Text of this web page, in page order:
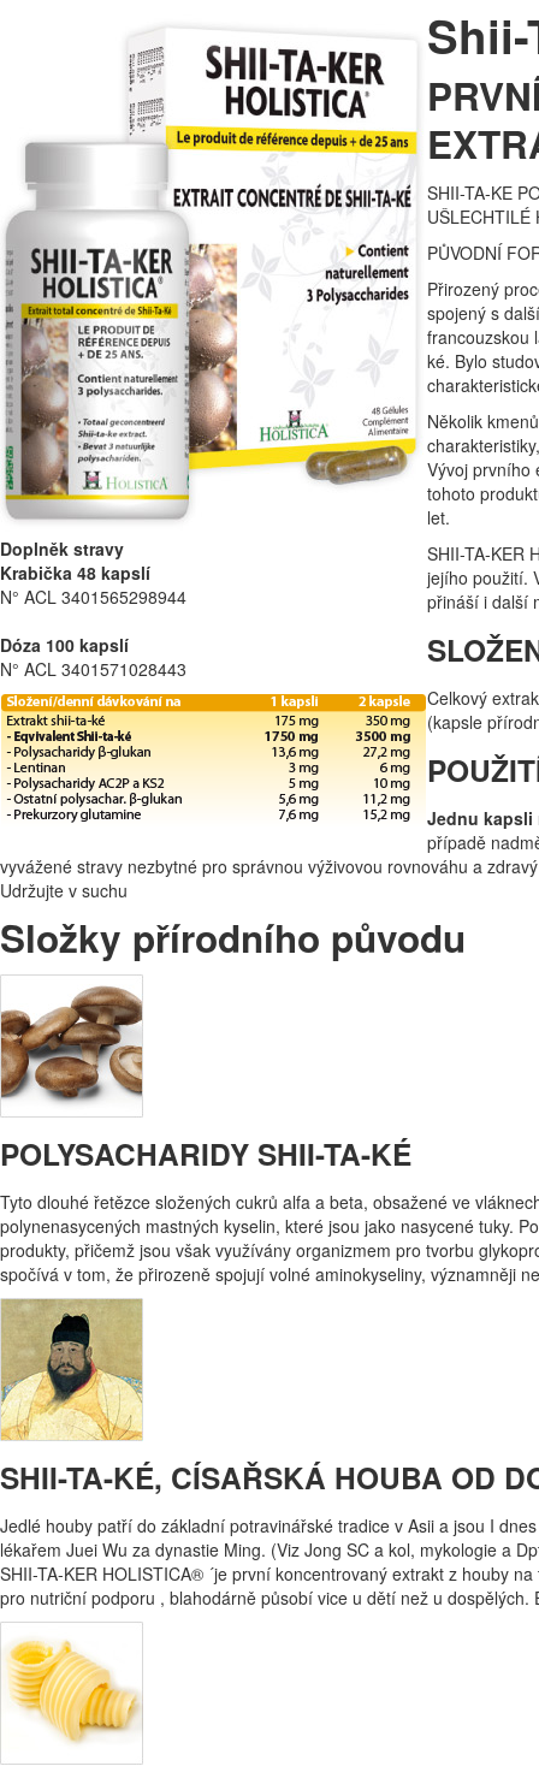
Doplněk stravy
Krabička 48 kapslí
N° ACL 3401565298944
Dóza 100 kapslí
N° ACL 3401571028443
Shii-
SHII-TA-KE
UŠLECHTILÉ
PŮVODNÍ
Přirozený
spojený s
francouzskou
ké. Bylo
Několik
Vývoj prvního
tohoto
let.
SHII-TA-KER
jejího použití.
přináší i další
Celkový
(kapsle
Jednu kapsli
případě
vyvážené stravy nezbytné pro správnou výživovou rovnováhu a
Udržujte v suchu
Složky přírodního původu
POLYSACHARIDY SHII-TA-KÉ
Tyto dlouhé řetězce složených cukrů alfa a beta, obsažené ve
polynenasycených mastných kyselin, které jsou jako nasycené tuky.
produkty, přičemž jsou však využívány organizmem pro tvorbu
spočívá v tom, že přirozeně spojují volné aminokyseliny, významněji
SHII-TA-KÉ, CÍSAŘSKÁ HOUBA OD
Jedlé houby patří do základní potravinářské tradice v Asii a jsou I
lékařem Juei Wu za dynastie Ming. (Viz Jong SC a kol, mykologie a
SHII-TA-KER HOLISTICA® ´je první koncentrovaný extrakt z houby
pro nutriční podporu , blahodárně působí vice u dětí než u